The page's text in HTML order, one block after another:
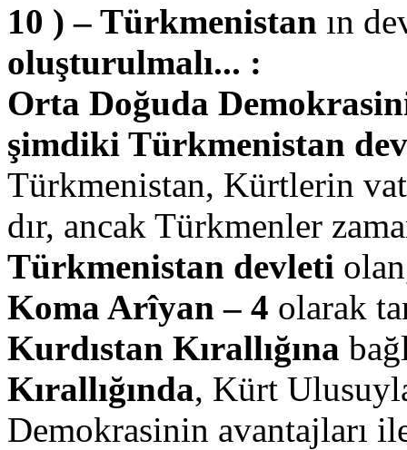
10 ) – Türkmenistan ın
oluşturulmalı... :
Orta Doğuda
şimdiki Türkmenistan
Türkmenistan, Kürtlerin
dır, ancak Türkmenler
Türkmenistan devleti
Koma Arîyan – 4 olarak
Kurdıstan Kırallığına
Kırallığında, Kürt
Demokrasinin avantajları